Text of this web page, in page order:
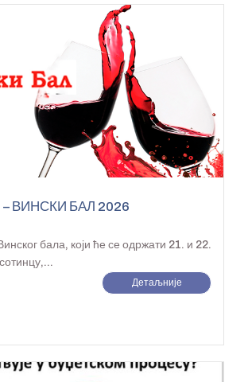
ВИНСКИ БАЛ 2026
бала, који ће се одржати 21. и 22.
Детаљније